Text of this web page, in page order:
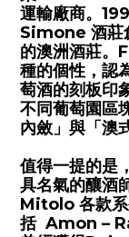
運輸廠商。
Simone 酒莊
的澳洲酒莊。
種的個性，認
萄酒的刻板印
不同葡萄園區
內斂」與「澳
值得一提的是
具名氣的釀酒
Mitolo 各款系
括 Amon –